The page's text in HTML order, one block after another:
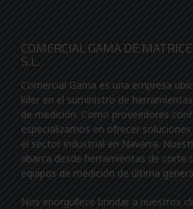
COMERCIAL GAMA DE
S.L.
Comercial Gama es una empresa
líder en el suministro de
de medición. Como proveedores
especializamos en ofrecer
el sector industrial en Navarra.
abarca desde herramientas de corte
equipos de medición de última
Nos enorgullece brindar a nuestros